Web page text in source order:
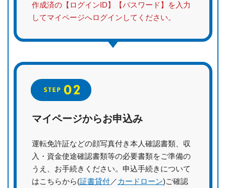
作成済の【ログインID】【パスワード】を入力
してマイページへログインしてください。
マイページからお申込み
運転免許証などの顔写真付き本人確認書類、収
入・資金使途確認書類等の必要書類をご準備の
うえ、お手続きください。申込手続きについて
はこちらから(証書貸付／ カードローン)ご確認